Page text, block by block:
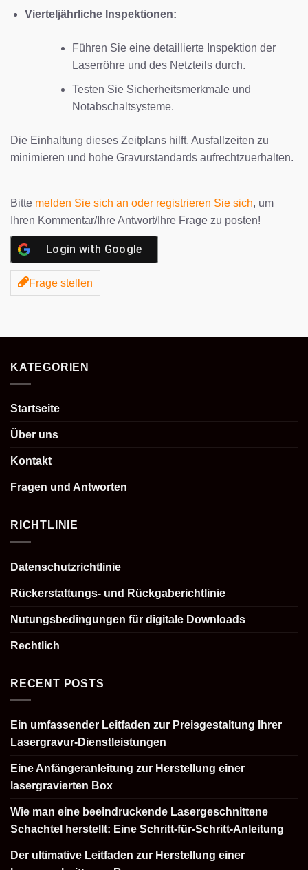
Vierteljährliche Inspektionen:
Führen Sie eine detaillierte Inspektion der
Laserröhre und des Netzteils durch.
Testen Sie Sicherheitsmerkmale und
Notabschaltsysteme.
Die Einhaltung dieses Zeitplans hilft, Ausfallzeiten zu
minimieren und hohe Gravurstandards aufrechtzuerhalten.
Bitte melden Sie sich an oder registrieren Sie sich, um
Ihren Kommentar/Ihre Antwort/Ihre Frage zu posten!
Login with Google
Frage stellen
KATEGORIEN
Startseite
Über uns
Kontakt
Fragen und Antworten
RICHTLINIE
Datenschutzrichtlinie
Rückerstattungs- und Rückgaberichtlinie
Nutungsbedingungen für digitale Downloads
Rechtlich
RECENT POSTS
Ein umfassender Leitfaden zur Preisgestaltung Ihrer
Lasergravur-Dienstleistungen
Eine Anfängeranleitung zur Herstellung einer
lasergravierten Box
Wie man eine beeindruckende Lasergeschnittene
Schachtel herstellt: Eine Schritt-für-Schritt-Anleitung
Der ultimative Leitfaden zur Herstellung einer